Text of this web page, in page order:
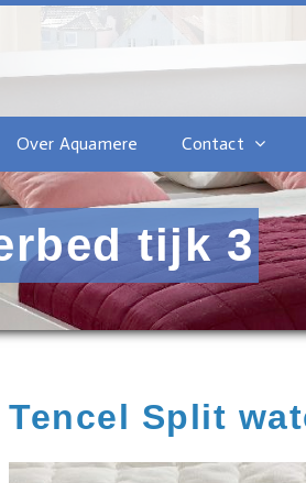
Over Aquamere Contact
tijk 3
Tencel Split